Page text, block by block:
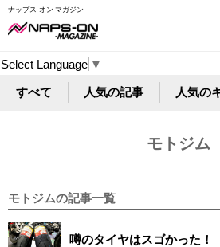
ナップス-オン マガジン
Select Language ▼
すべて 人気の記事 人気の
モトジム
モトジムの記事一覧
噂のタイヤはスゴかった！